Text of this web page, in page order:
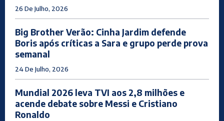
26 De Julho, 2026
Big Brother Verão: Cinha Jardim defende
Boris após críticas a Sara e grupo perde prova
semanal
24 De Julho, 2026
Mundial 2026 leva TVI aos 2,8 milhões e
acende debate sobre Messi e Cristiano
Ronaldo